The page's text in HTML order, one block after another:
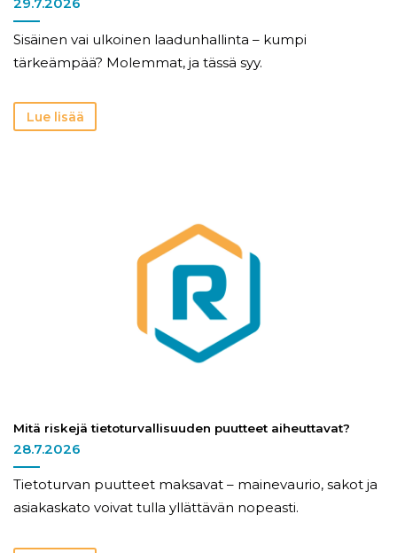
Sisäinen vai ulkoinen laadunhallinta – kumpi
tärkeämpää? Molemmat, ja tässä syy.
Lue lisää
Mitä riskejä tietoturvallisuuden puutteet aiheuttavat?
28.7.2026
Tietoturvan puutteet maksavat – mainevaurio, sakot ja
asiakaskato voivat tulla yllättävän nopeasti.